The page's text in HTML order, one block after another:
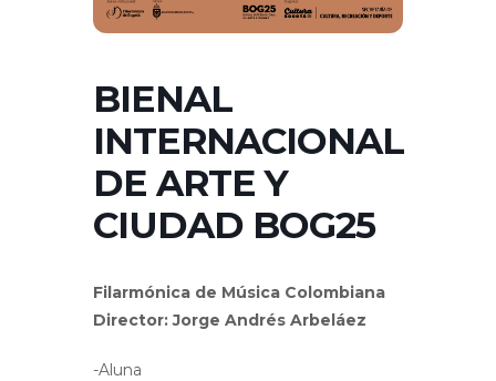
BIENAL
INTERNACIONAL
DE ARTE Y
CIUDAD BOG25
Filarmónica de Música Colombiana
Director: Jorge Andrés Arbeláez
-Aluna